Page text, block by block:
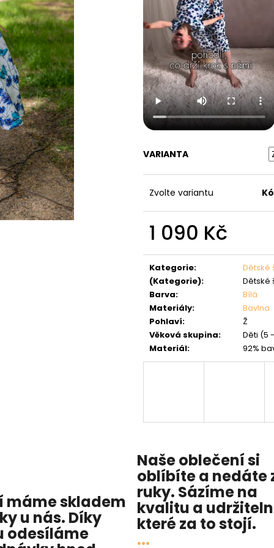
VARIANTA
Zvolte variantu
1 090 Kč
cena:
Kategorie:
Dětské
(Kategorie):
Dětské
Barva:
Bílá
Materiály:
Bavlna
Pohlaví:
Ž
Věková skupina:
Děti (5
Materiál: 92%
máme skladem
u nás. Díky
odesíláme
Naše oblečení si
oblíbíte a nedáte
ruky. Sázíme na
kvalitu a
které za to stojí.
...